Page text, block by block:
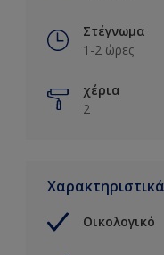
Στέγνωμα
1-2 ώρες
χέρια
2
Οικολογικό